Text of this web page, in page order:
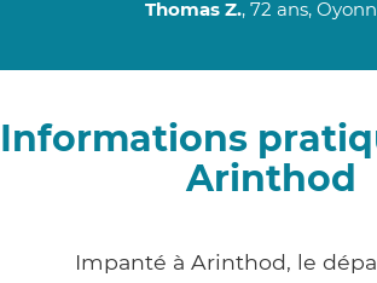
Thomas Z., 72 ans,
Informations
Arinthod
Impanté à Arinthod, le